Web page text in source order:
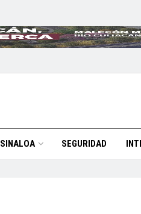
SINALOA SEGURIDAD